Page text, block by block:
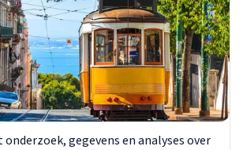
gegevens en analyses over